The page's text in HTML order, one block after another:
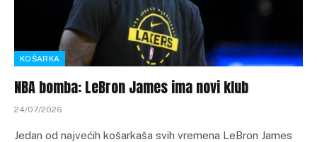
KOŠARKA
NBA bomba: LeBron James ima novi klub
24/07/2026
Jedan od najvećih košarkaša svih vremena LeBron James